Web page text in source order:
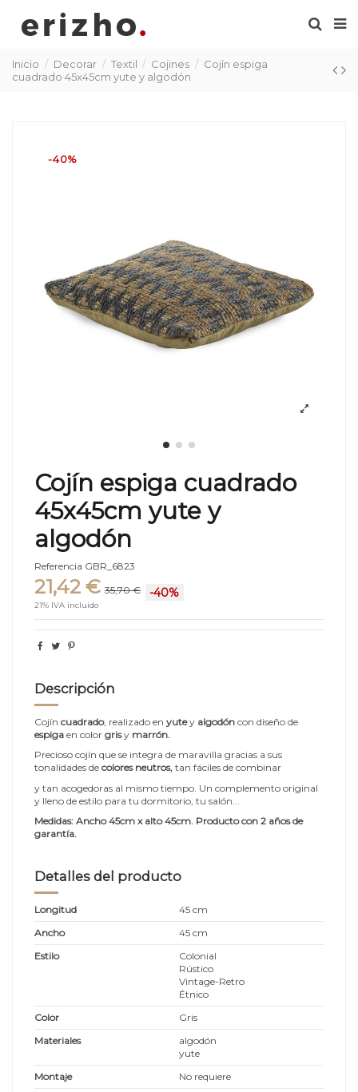
Inicio Decorar Textil Cojines
Cojín espiga
cuadrado 45x45cm yute y algodón
-40%
Cojín espiga cuadrado
45x45cm yute y
algodón
Referencia GBR_6823
21,42 € 35,70 € -40%
21% IVA incluido
Descripción
Cojín cuadrado, realizado en yutey algodón con diseño de
espiga en color grisy marrón.
Precioso cojín que se integra de maravilla gracias a sus
tonalidades de colores neutros, tan fáciles de combinar
y tan acogedoras al mismo tiempo. Un complemento original
y lleno de estilo para tu dormitorio, tu salón...
Medidas: Ancho 45cm x alto 45cm. Producto con 2 años de
garantía.
Detalles del producto
Longitud
45 cm
Ancho
45 cm
Estilo
Colonial
Rústico
Vintage-Retro
Étnico
Color
Gris
Materiales
algodón
yute
Montaje
No requiere